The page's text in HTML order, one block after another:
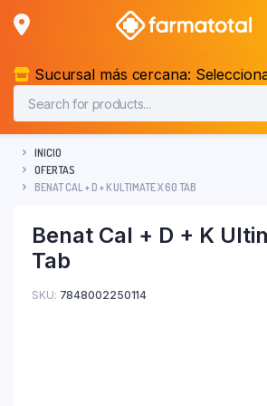
Sucursal más cercana:
INICIO
OFERTAS
BENAT CAL + D + K ULTIMATE X 60 TAB
Benat Cal + D + K
Tab
SKU: 7848002250114